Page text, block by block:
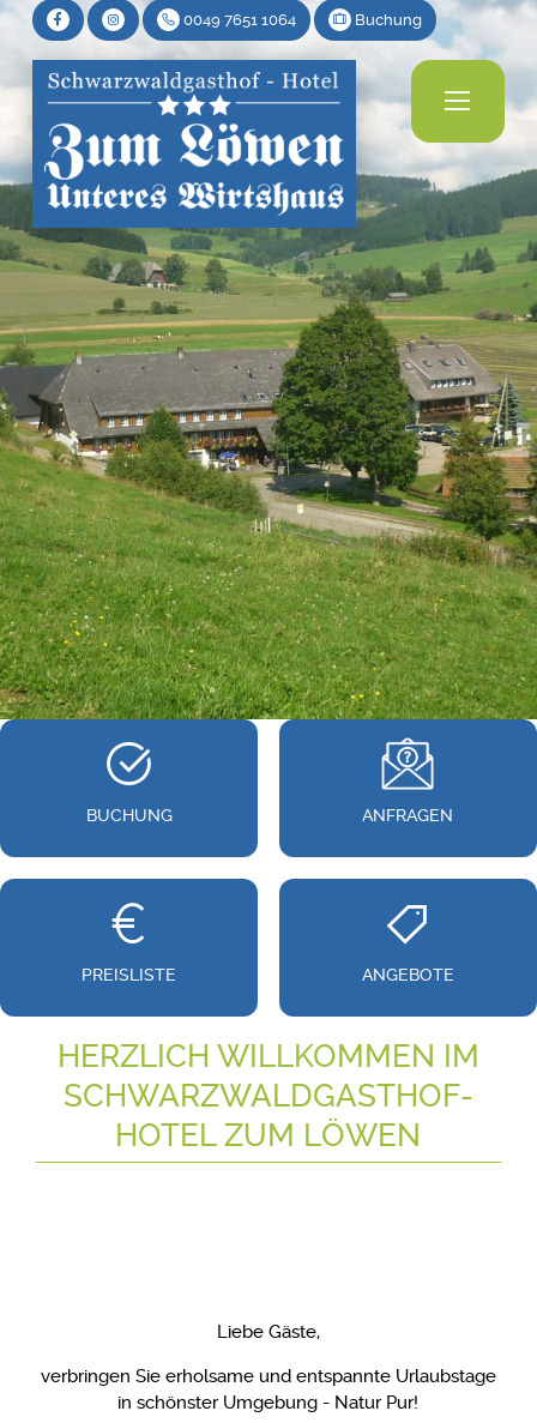
0049 7651 1064 Buchung
BUCHUNG ANFRAGEN
PREISLISTE ANGEBOTE
HERZLICH WILLKOMMEN IM
SCHWARZWALDGASTHOF-
HOTEL ZUM LÖWEN
Liebe Gäste,
verbringen Sie erholsame und entspannte Urlaubstage
in schönster Umgebung - Natur Pur!